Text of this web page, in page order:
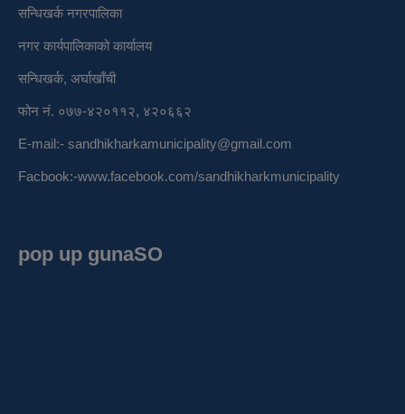
सन्धिखर्क नगरपालिका
नगर कार्यपालिकाको कार्यालय
सन्धिखर्क, अर्घाखाँची
फोन नं. ०७७-४२०११२, ४२०६६२
E-mail:- sandhikharkamunicipality@gmail.com
Facbook:-www.facebook.com/sandhikharkmunicipality
pop up gunaSO